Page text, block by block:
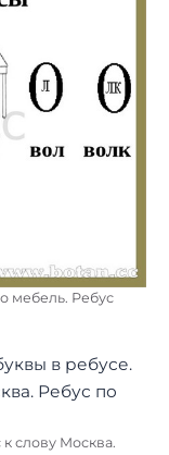
мебель. Ребус
слову Москва.